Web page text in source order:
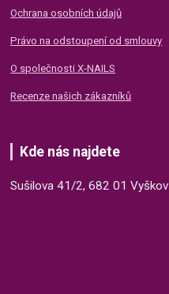
Ochrana osobních údajů
Právo na odstoupení od smlouvy
O společnosti X-NAILS
Recenze našich zákazníků
Kde nás najdete
Sušilova 41/2, 682 01 Vyškov